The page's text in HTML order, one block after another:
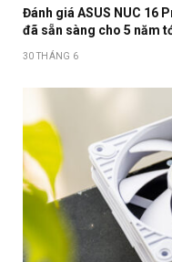
Đánh giá ASUS NUC 16
đã sẵn sàng cho 5 năm
30 THÁNG 6